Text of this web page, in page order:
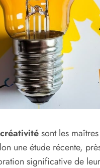
créativitésont les
une étude récente,
significative de